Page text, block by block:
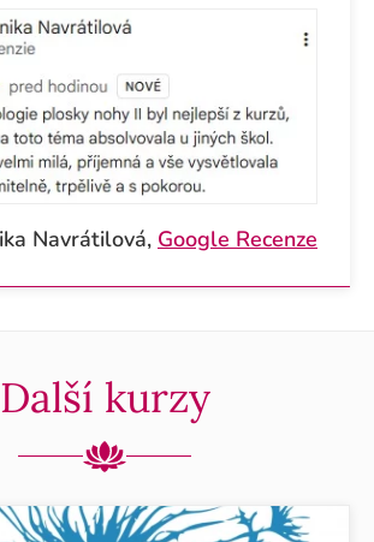
Navrátilová, Google Recenze
Další kurzy